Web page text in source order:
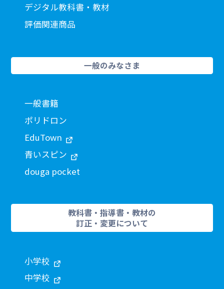
デジタル教科書・教材
評価関連商品
一般のみなさま
一般書籍
ポリドロン
EduTown
青いスピン
douga pocket
教科書・指導書・教材の
訂正・変更について
小学校
中学校